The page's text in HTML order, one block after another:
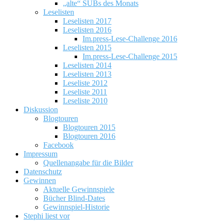
„alte“ SUBs des Monats
Leselisten
Leselisten 2017
Leselisten 2016
Im.press-Lese-Challenge 2016
Leselisten 2015
Im.press-Lese-Challenge 2015
Leselisten 2014
Leselisten 2013
Leseliste 2012
Leseliste 2011
Leseliste 2010
Diskussion
Blogtouren
Blogtouren 2015
Blogtouren 2016
Facebook
Impressum
Quellenangabe für die Bilder
Datenschutz
Gewinnen
Aktuelle Gewinnspiele
Bücher Blind-Dates
Gewinnspiel-Historie
Stephi liest vor